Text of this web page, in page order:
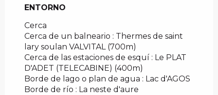
ENTORNO
ENTORNO
Cerca
Cerca de un balneario : Thermes de saint
lary soulan VALVITAL (700m)
Cerca de las estaciones de esquí : Le PLAT
D'ADET (TELECABINE) (400m)
Borde de lago o plan de agua : Lac d'AGOS
Borde de río : La neste d'aure